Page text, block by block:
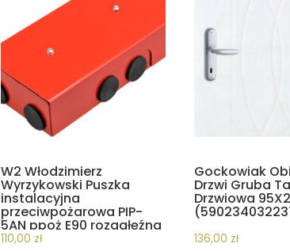
W2 Włodzimierz
Wyrzykowski Puszka
instalacyjna
przeciwpożarowa PIP-
5AN ppoż E90 rozgałęźna
5x4mm2
110,00 zł
Gockowiak
Drzwi Gruba
Drzwiowa
136,00 zł